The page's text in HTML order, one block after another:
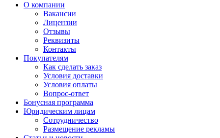
О компании
Вакансии
Лицензии
Отзывы
Реквизиты
Контакты
Покупателям
Как сделать заказ
Условия доставки
Условия оплаты
Вопрос-ответ
Бонусная программа
Юридическим лицам
Сотрудничество
Размещение рекламы